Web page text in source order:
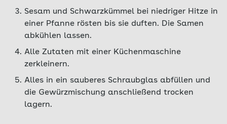
Sesam und Schwarzkümmel bei niedriger Hitze in
einer Pfanne rösten bis sie duften. Die Samen
abkühlen lassen.
Alle Zutaten mit einer Küchenmaschine
zerkleinern.
Alles in ein sauberes Schraubglas abfüllen und
die Gewürzmischung anschließend trocken
lagern.